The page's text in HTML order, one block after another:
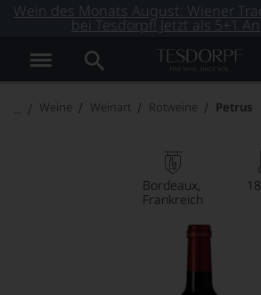
Wein des Monats August: Wiener
bei Tesdorpf! Jetzt als 5+1
Weine Weinart Rotweine Petrus
Bordeaux
Frankreich